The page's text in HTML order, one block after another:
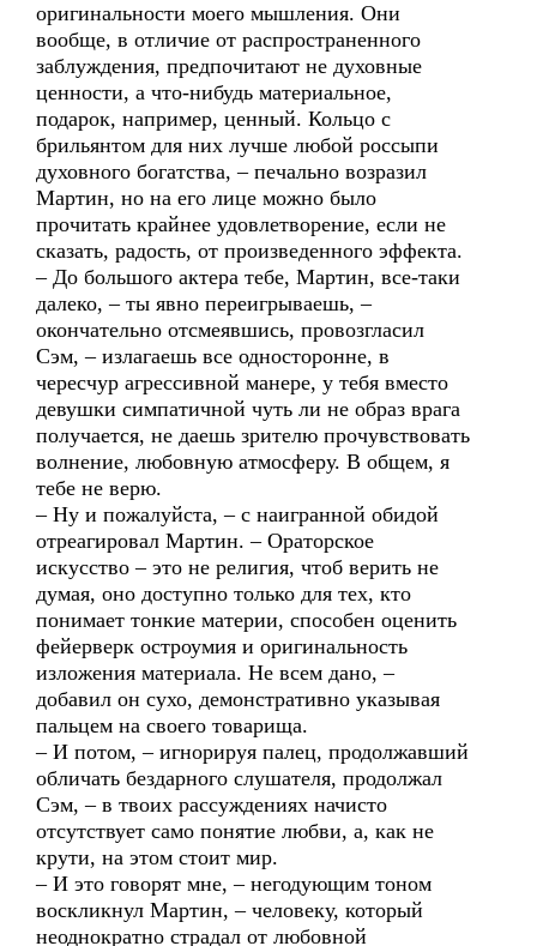
оригинальности моего мышления. Они
вообще, в отличие от распространенного
заблуждения, предпочитают не духовные
ценности, а что-нибудь материальное,
подарок, например, ценный. Кольцо с
брильянтом для них лучше любой россыпи
духовного богатства, – печально возразил
Мартин, но на его лице можно было
прочитать крайнее удовлетворение, если не
сказать, радость, от произведенного эффекта.
– До большого актера тебе, Мартин, все-таки
далеко, – ты явно переигрываешь, –
окончательно отсмеявшись, провозгласил
Сэм, – излагаешь все односторонне, в
чересчур агрессивной манере, у тебя вместо
девушки симпатичной чуть ли не образ врага
получается, не даешь зрителю прочувствовать
волнение, любовную атмосферу. В общем, я
тебе не верю.
– Ну и пожалуйста, – с наигранной обидой
отреагировал Мартин. – Ораторское
искусство – это не религия, чтоб верить не
думая, оно доступно только для тех, кто
понимает тонкие материи, способен оценить
фейерверк остроумия и оригинальность
изложения материала. Не всем дано, –
добавил он сухо, демонстративно указывая
пальцем на своего товарища.
– И потом, – игнорируя палец, продолжавший
обличать бездарного слушателя, продолжал
Сэм, – в твоих рассуждениях начисто
отсутствует само понятие любви, а, как не
крути, на этом стоит мир.
– И это говорят мне, – негодующим тоном
воскликнул Мартин, – человеку, который
неоднократно страдал от любовной